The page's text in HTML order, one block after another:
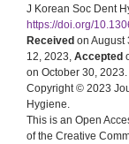
J Korean Soc Dent
https://doi.org/
Received on August
12, 2023, Accepted
on October 30, 2023.
Copyright © 2023
Hygiene.
This is an Open
of the Creative